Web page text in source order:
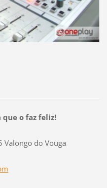
que o faz feliz!
Valongo do Vouga